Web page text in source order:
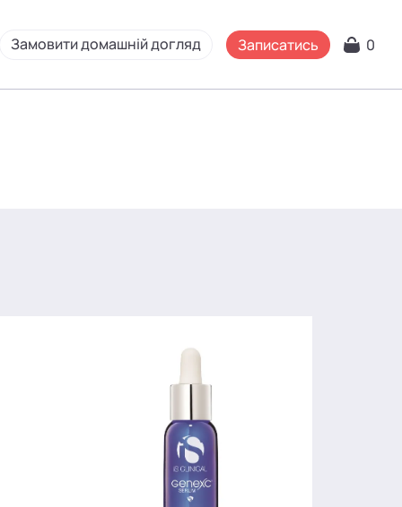
Замовити домашній догляд Записатись 0